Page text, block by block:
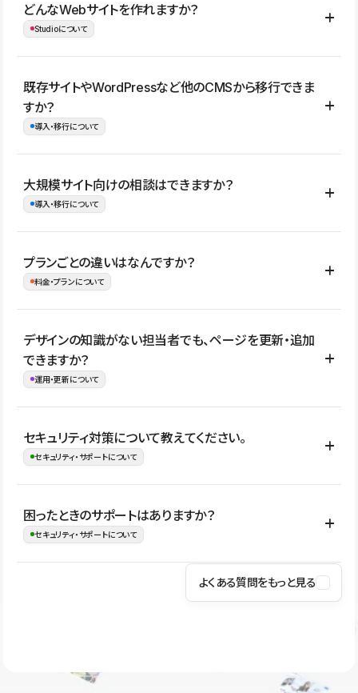
どんなWebサイトを作れますか？
Studioについて
コーポレートサイト、サービスサイト、LP、採用サイト、ブロ
グ・メディア、イベントサイト、店舗・商品紹介サイト、ポートフ
ォリオなど幅広く制作できます。
既存サイトやWordPressなど他のCMSから移行できま
すか？
導入・移行について
はい。既存サイトの構成やコンテンツ、URLを整理したうえで、
Studio上に再構築する形で移行できます。 WordPressの場合は、
イト全体のデザインや設定がそのまま移行されるわけではないた
め、移行後にページ構成やデザイン、CMS設計、URL・リダイレク
大規模サイト向けの相談はできますか？
導入・移行について
はい。アクセス規模が大きいサイトや、複数部門での運用、権限管
理、セキュリティ確認、既存システムとの連携など、個別の要件が
ない段階でも、お問い合わせください。
お問合せはこちら
プランごとの違いはなんですか？
料金・プランについて
公開ページ数、バージョン履歴の期間、CMS利用数の上限、権限
管理の有無などがプランごとに異なります。詳しくは料金プランペ
ージをご覧ください。
デザインの知識がない担当者でも、ページを更新・追加
できますか？
運用・更新について
はい。CMSやコンポーネントを活用して更新範囲を設計しておく
ことで、デザインを崩しにくい状態で運用できます。 さらにコン
ながらレイアウトに影響を与えずに更新作業を進めやすくなりま
す。
セキュリティ対策について教えてください。
セキュリティ・サポートについて
Studioでは、公開サイトやサービスを安全に利用できるよう、通信
の暗号化、データ保護、アクセス管理、脆弱性対策など、複数の観
はSSL/TLSによる通信暗号化に対応しており、悪質なスクリプトの
困ったときのサポートはありますか？
セキュリティ・サポートについて
操作方法や機能については、ヘルプセンターでご確認いただけま
ユーザー同士で質問・相談できるコミュニティもご利用ください。
よくある質問をもっと見る